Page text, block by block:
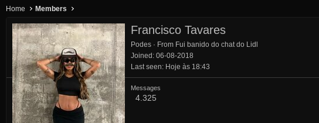
Home Members
Francisco Tavares
Podes · From Fui banido do chat do Lidl
Joined 06-08-2018
Last seen
Hoje às 18:43
Messages
4.325